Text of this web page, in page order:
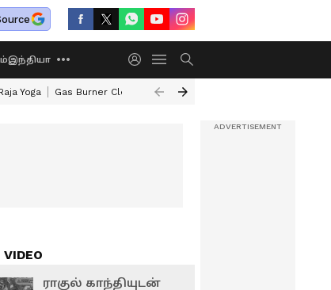
இந்தியா
Yoga Gas Burner Cleaning Tips Cauvery Water Dispute Row
ராகுல் காந்தியுடன்